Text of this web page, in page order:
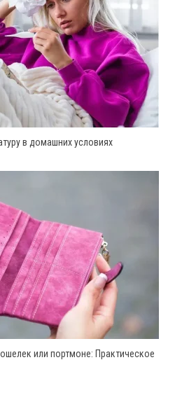
в домашних условиях
или портмоне: Практическое